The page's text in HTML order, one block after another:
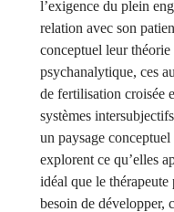
l’exigence du plein
relation avec son
conceptuel leur
psychanalytique, ces
de fertilisation croisée
systèmes
un paysage
explorent ce qu’elles
idéal que le
besoin de développer,